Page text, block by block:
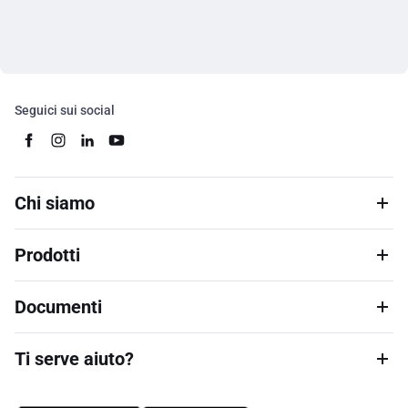
Seguici sui social
Chi siamo
Prodotti
Documenti
Ti serve aiuto?